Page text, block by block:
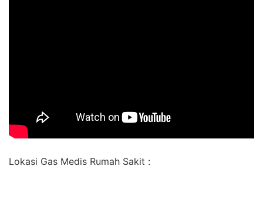
Lokasi Gas Medis Rumah Sakit :